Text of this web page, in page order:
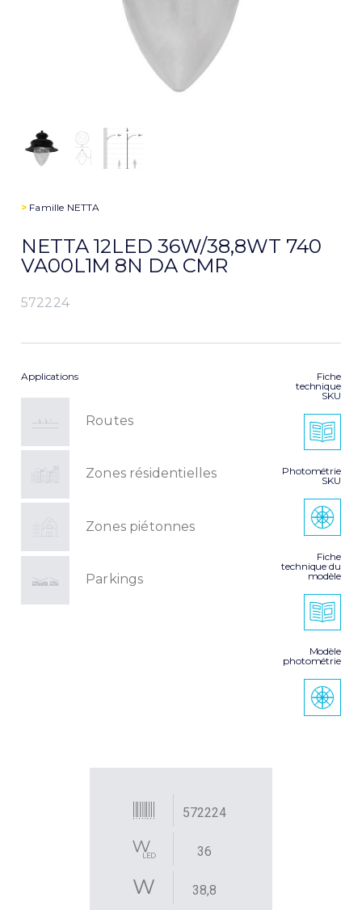
> Famille NETTA
NETTA 12LED 36W/38,8WT 740
VA00L1M 8N DA CMR
572224
Applications
Routes
Zones résidentielles
Zones piétonnes
Parkings
Fiche
technique
SKU
Photométrie
SKU
Fiche
technique du
modèle
Modèle
photométrie
572224
36
38,8